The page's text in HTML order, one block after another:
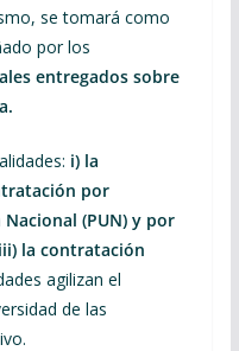
se tomará como
por los
entregados sobre
i) la
por
(PUN) y por
la contratación
agilizan el
de las